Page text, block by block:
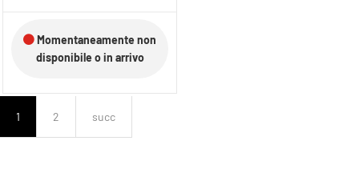
Momentaneamente non
disponibile o in arrivo
1 2 succ